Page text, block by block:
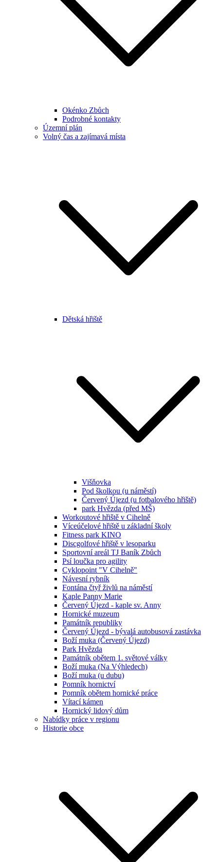
Okénko Zbůch
Podrobné kontakty
Územní plán
Volný čas a zajímavá místa
Dětská hřiště
Višňovka
Pod školkou (u náměstí)
Červený Újezd (u fotbalového hřiště)
park Hvězda (před MŠ)
Workoutové hřiště v Cihelně
Víceúčelové hřiště u základní školy
Fitness park KINO
Discgolfové hřiště v lesoparku
Sportovní areál TJ Baník Zbůch
Psí loučka pro agility
Cyklopoint "V Cihelně"
Návesní rybník
Fontána čtyř živlů na náměstí
Kaple Panny Marie
Červený Újezd - kaple sv. Anny
Hornické muzeum
Památník republiky
Červený Újezd - bývalá autobusová zastávka
Boží muka (Červený Újezd)
Park Hvězda
Památník obětem 1. světové války
Boží muka (Na Výhledech)
Boží muka (u dubu)
Pomník hornictví
Pomník obětem hornické práce
Vítací kámen
Hornický lidový dům
Nabídky práce v regionu
Historie obce